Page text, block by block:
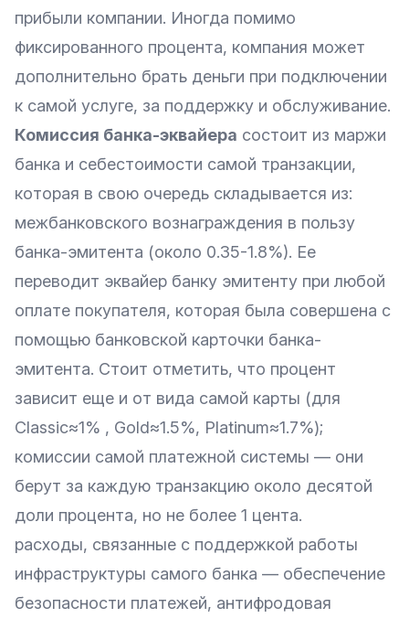
прибыли компании. Иногда помимо
фиксированного процента, компания может
дополнительно брать деньги при подключении
к самой услуге, за поддержку и обслуживание.
Комиссия банка-эквайера состоит из маржи
банка и себестоимости самой транзакции,
которая в свою очередь складывается из:
межбанковского вознаграждения в пользу
банка-эмитента (около 0.35-1.8%). Ее
переводит эквайер банку эмитенту при любой
оплате покупателя, которая была совершена с
помощью банковской карточки банка-
эмитента. Стоит отметить, что процент
зависит еще и от вида самой карты (для
Classic≈1% , Gold≈1.5%, Platinum≈1.7%);
комиссии самой платежной системы — они
берут за каждую транзакцию около десятой
доли процента, но не более 1 цента.
расходы, связанные с поддержкой работы
инфраструктуры самого банка — обеспечение
безопасности платежей, антифродовая